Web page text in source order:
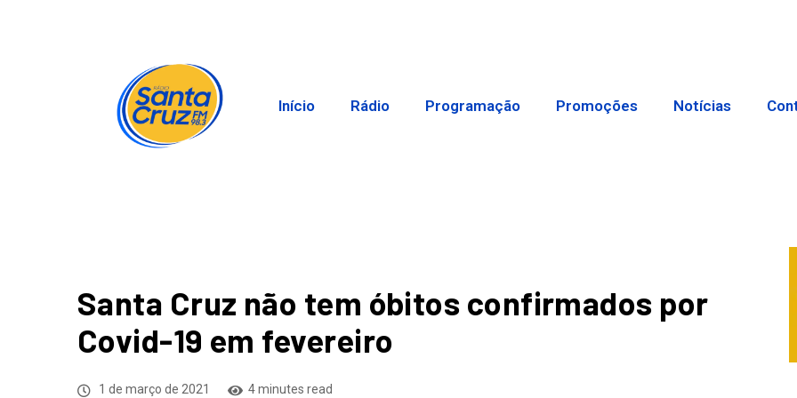
Início Rádio Programação Promoções Notícias
Santa Cruz não tem óbitos confirmados por
Covid-19 em fevereiro
1 de março de 2021 4 minutes read